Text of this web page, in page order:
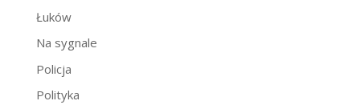
Łuków
Na sygnale
Policja
Polityka